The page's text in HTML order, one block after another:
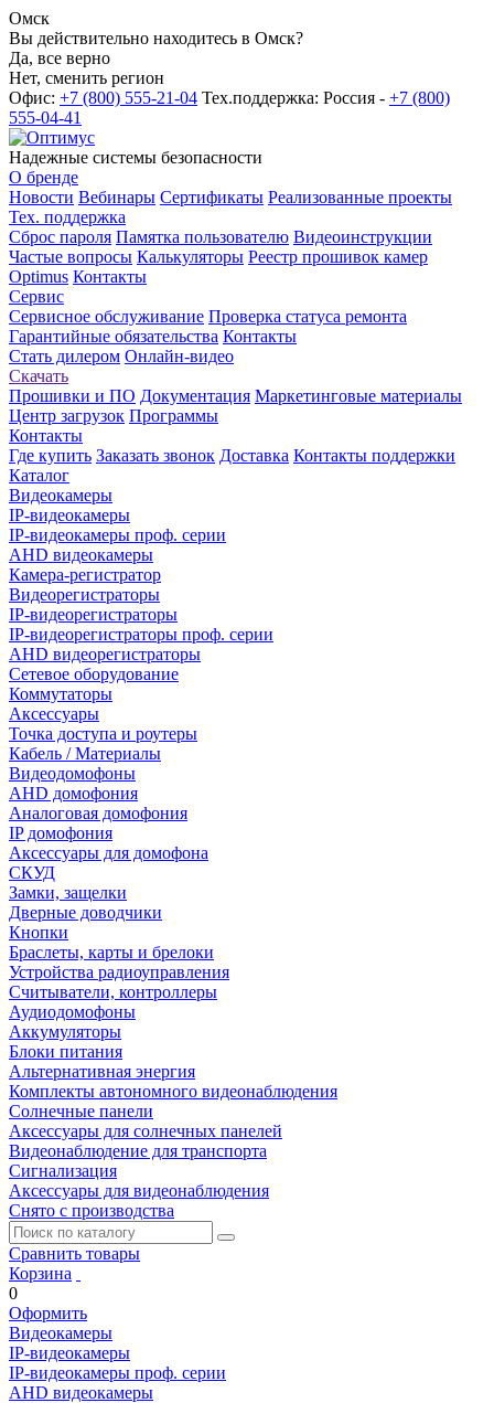
Омск
Вы действительно находитесь в Омск?
Да, все верно
Нет, сменить регион
Офис: +7 (800) 555-21-04 Тех.поддержка: Россия - +7 (800)
555-04-41
Надежные системы безопасности
О бренде
Новости Вебинары Сертификаты Реализованные проекты
Тех. поддержка
Сброс пароля Памятка пользователю Видеоинструкции
Частые вопросы Калькуляторы Реестр прошивок камер
Optimus Контакты
Сервис
Сервисное обслуживание Проверка статуса ремонта
Гарантийные обязательства Контакты
Стать дилером Онлайн-видео
Скачать
Прошивки и ПО Документация Маркетинговые материалы
Центр загрузок Программы
Контакты
Где купить Заказать звонок Доставка Контакты поддержки
Каталог
Видеокамеры
IP-видеокамеры
IP-видеокамеры проф. серии
AHD видеокамеры
Камера-регистратор
Видеорегистраторы
IP-видеорегистраторы
IP-видеорегистраторы проф. серии
AHD видеорегистраторы
Сетевое оборудование
Коммутаторы
Аксессуары
Точка доступа и роутеры
Кабель / Материалы
Видеодомофоны
AHD домофония
Аналоговая домофония
IP домофония
Аксессуары для домофона
СКУД
Замки, защелки
Дверные доводчики
Кнопки
Браслеты, карты и брелоки
Устройства радиоуправления
Считыватели, контроллеры
Аудиодомофоны
Аккумуляторы
Блоки питания
Альтернативная энергия
Комплекты автономного видеонаблюдения
Солнечные панели
Аксессуары для солнечных панелей
Видеонаблюдение для транспорта
Сигнализация
Аксессуары для видеонаблюдения
Снято с производства
Сравнить товары
Корзина
0
Оформить
Видеокамеры
IP-видеокамеры
IP-видеокамеры проф. серии
AHD видеокамеры